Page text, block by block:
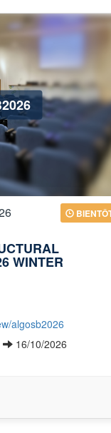
WINTER
algosb2026
16/10/2026